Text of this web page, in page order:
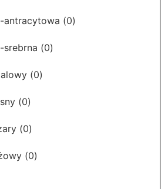
antracytowa (0)
srebrna (0)
(0)
(0)
(0)
(0)